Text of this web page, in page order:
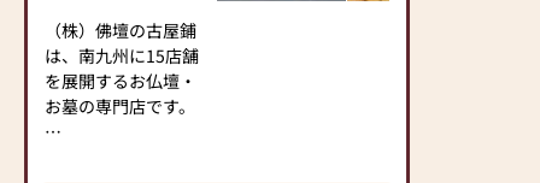
（株）佛壇の古屋鋪
は、南九州に15店舗
を展開するお仏壇・
お墓の専門店です。